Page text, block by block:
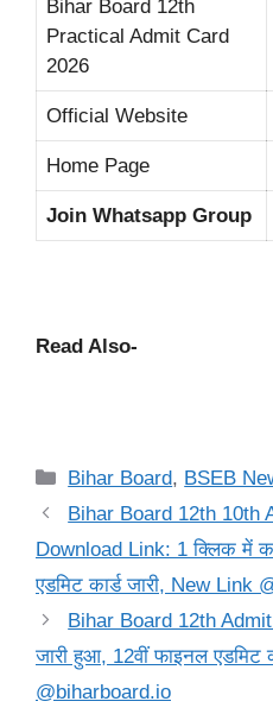
Bihar Board 12th
Practical Admit Card
2026
Official Website
Home Page
Join Whatsapp Group
Read Also-
Categories
Bihar Board, BSEB
Bihar Board 12th 10th
Download Link: 1 क्लिक में
एडमिट कार्ड जारी, New Link
Bihar Board 12th
जारी हुआ, 12वीं फाइनल एडमिट
@biharboard.io